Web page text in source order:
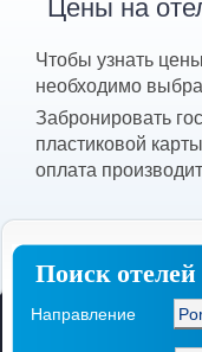
Цены на
Чтобы узнать
необходимо
Забронировать
пластиковой
оплата
Поиск отелей
Направление